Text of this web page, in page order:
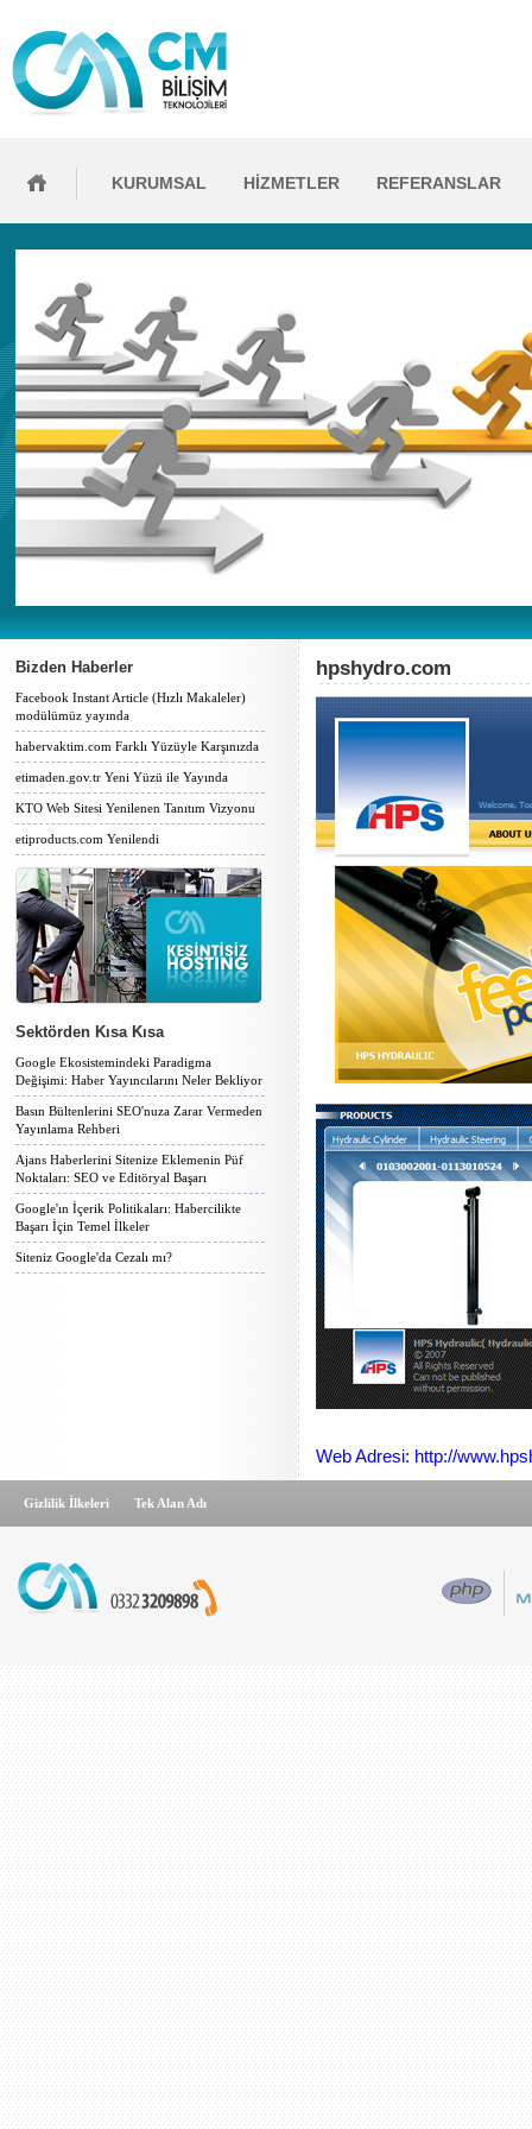
KURUMSAL HİZMETLER REFERANSLAR
Bizden Haberler
Facebook Instant Article (Hızlı Makaleler)
modülümüz yayında
habervaktim.com Farklı Yüzüyle Karşınızda
etimaden.gov.tr Yeni Yüzü ile Yayında
KTO Web Sitesi Yenilenen Tanıtım Vizyonu
etiproducts.com Yenilendi
Sektörden Kısa Kısa
Google Ekosistemindeki Paradigma
Değişimi: Haber Yayıncılarını Neler Bekliyor
Basın Bültenlerini SEO'nuza Zarar Vermeden
Yayınlama Rehberi
Ajans Haberlerini Sitenize Eklemenin Püf
Noktaları: SEO ve Editöryal Başarı
Google'ın İçerik Politikaları: Habercilikte
Başarı İçin Temel İlkeler
Siteniz Google'da Cezalı mı?
hpshydro.com
Web Adresi: http://
Gizlilik İlkeleri Tek Alan Adı